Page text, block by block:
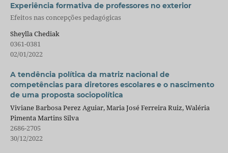
Experiência formativa de professores no exterior
Efeitos nas concepções pedagógicas
Sheylla Chediak
0361-0381
02/01/2022
A tendência política da matriz nacional de
competências para diretores escolares e o nascimento
de uma proposta sociopolítica
Viviane Barbosa Perez Aguiar, Maria José Ferreira Ruiz, Waléria
Pimenta Martins Silva
2686-2705
30/12/2022